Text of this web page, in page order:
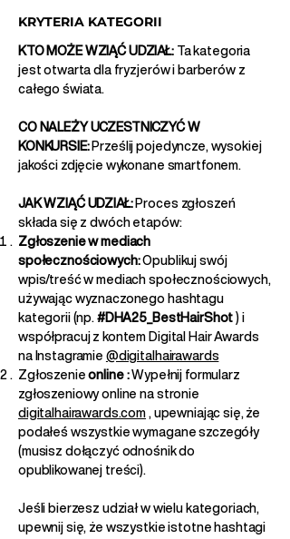
KRYTERIA KATEGORII
KTO MOŻE WZIĄĆ UDZIAŁ:Ta kategoria
jest otwarta dla fryzjerów i barberów z
całego świata.
CO NALEŻY UCZESTNICZYĆ W
KONKURSIE:Prześlij pojedyncze, wysokiej
jakości zdjęcie wykonane smartfonem.
JAK WZIĄĆ UDZIAŁ:Proces zgłoszeń
składa się z dwóch etapów:
Zgłoszenie w mediach
społecznościowych:Opublikuj swój
wpis/treść w mediach społecznościowych,
używając wyznaczonego hashtagu
kategorii (np.#DHA25_BestHairShot) i
współpracuj z kontem Digital Hair Awards
na Instagramie@digitalhairawards
Zgłoszenieonline:Wypełnij formularz
zgłoszeniowy online na stronie
digitalhairawards.com, upewniając się, że
podałeś wszystkie wymagane szczegóły
(musisz dołączyć odnośnik do
opublikowanej treści).
Jeśli bierzesz udział w wielu kategoriach,
upewnij się, że wszystkie istotne hashtagi